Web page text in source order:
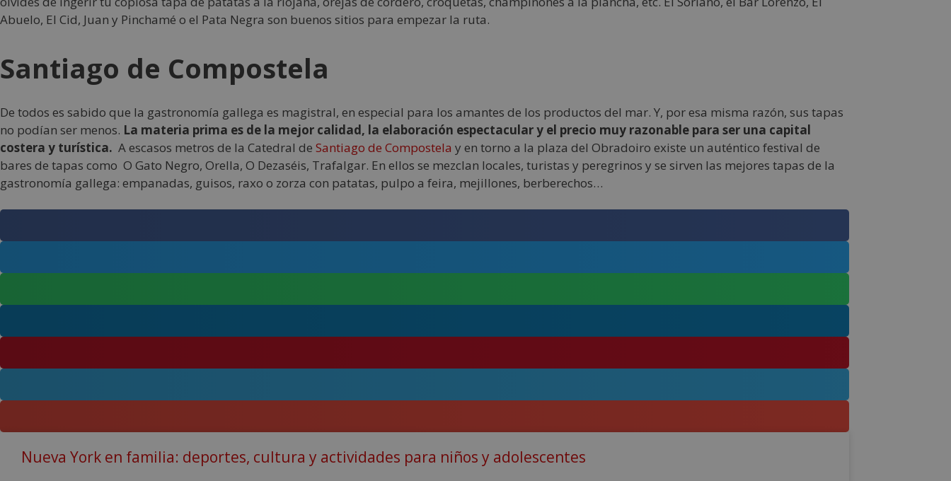
Abuelo, El Cid, Juan y Pinchamé o el Pata Negra son buenos sitios para empezar la ruta.
Santiago de Compostela
De todos es sabido que la gastronomía gallega es magistral, en especial para los amantes de los productos del mar. Y, por esa misma razón, sus tapas
no podían ser menos. La materia prima es de la mejor calidad, la elaboración espectacular y el precio muy razonable para ser una capital
costera y turística. A escasos metros de la Catedral de Santiago de Compostela y en torno a la plaza del Obradoiro existe un auténtico festival de
bares de tapas como O Gato Negro, Orella, O Dezaséis, Trafalgar. En ellos se mezclan locales, turistas y peregrinos y se sirven las mejores tapas de la
gastronomía gallega: empanadas, guisos, raxo o zorza con patatas, pulpo a feira, mejillones, berberechos…
Nueva York en familia: deportes, cultura y actividades para niños y adolescentes